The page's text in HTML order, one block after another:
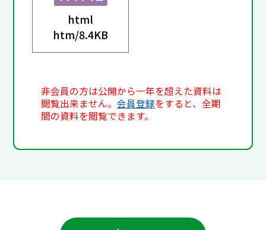
html
htm/8.4KB
非会員の方は公開から一年を超えた資料は
閲覧出来ません。会員登録をすると、全期
間の資料を閲覧できます。